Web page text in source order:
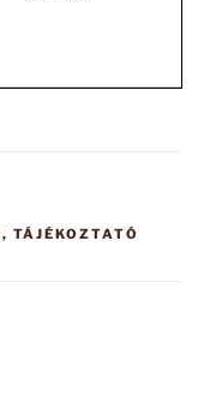
, TÁJÉKOZTATÓ